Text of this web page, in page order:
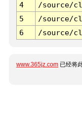
4
/source/
5
/source/
6
/source/
www.365jz.com 已经将